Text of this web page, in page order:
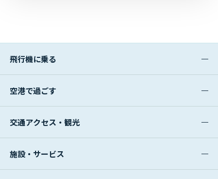
飛行機に乗る
空港で過ごす
交通アクセス・観光
施設・サービス